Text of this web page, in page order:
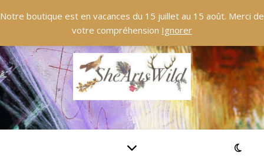
Notre boutique est en vacances du 15 juillet au 15 août. Merci de
votre compréhension Ignorer